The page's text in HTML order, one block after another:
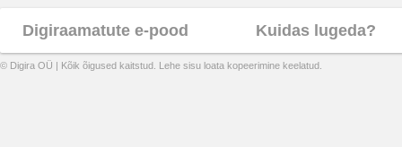
Digiraamatute e-pood Kuidas lugeda?
© Digira OÜ | Kõik õigused kaitstud. Lehe sisu loata kopeerimine keelatud.